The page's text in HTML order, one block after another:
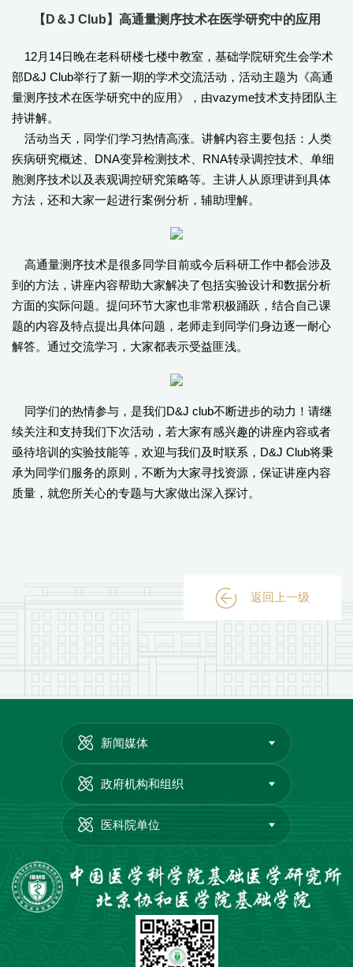
【D＆J Club】高通量测序技术在医学研究中的应用
12月14日晚在老科研楼七楼中教室，基础学院研究生会学术
部D&J Club举行了新一期的学术交流活动，活动主题为《高通
量测序技术在医学研究中的应用》，由vazyme技术支持团队主
持讲解。
活动当天，同学们学习热情高涨。讲解内容主要包括：人类
疾病研究概述、DNA变异检测技术、RNA转录调控技术、单细
胞测序技术以及表观调控研究策略等。主讲人从原理讲到具体
方法，还和大家一起进行案例分析，辅助理解。
高通量测序技术是很多同学目前或今后科研工作中都会涉及
到的方法，讲座内容帮助大家解决了包括实验设计和数据分析
方面的实际问题。提问环节大家也非常积极踊跃，结合自己课
题的内容及特点提出具体问题，老师走到同学们身边逐一耐心
解答。通过交流学习，大家都表示受益匪浅。
同学们的热情参与，是我们D&J club不断进步的动力！请继
续关注和支持我们下次活动，若大家有感兴趣的讲座内容或者
亟待培训的实验技能等，欢迎与我们及时联系，D&J Club将秉
承为同学们服务的原则，不断为大家寻找资源，保证讲座内容
质量，就您所关心的专题与大家做出深入探讨。
返回上一级
新闻媒体
政府机构和组织
医科院单位